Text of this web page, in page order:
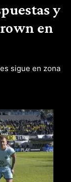
y
en
sigue en zona